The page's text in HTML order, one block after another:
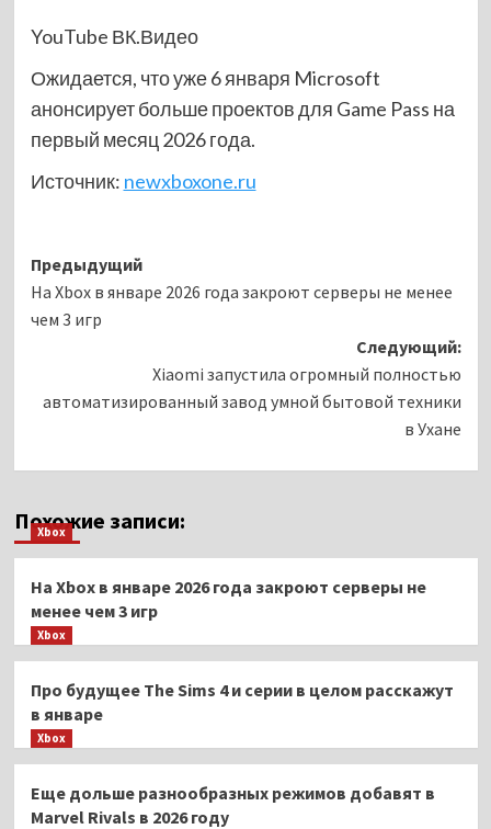
YouTube ВК.Видео
Ожидается, что уже 6 января Microsoft
анонсирует больше проектов для Game Pass на
первый месяц 2026 года.
Источник: newxboxone.ru
Навигация
записи
Предыдущий
На Xbox в январе 2026 года закроют серверы не менее
чем 3 игр
Следующий:
Xiaomi запустила огромный полностью
автоматизированный завод умной бытовой техники
в Ухане
Похожие записи:
Xbox
На Xbox в январе 2026 года закроют серверы не
менее чем 3 игр
Xbox
Про будущее The Sims 4 и серии в целом расскажут
в январе
Xbox
Еще дольше разнообразных режимов добавят в
Marvel Rivals в 2026 году